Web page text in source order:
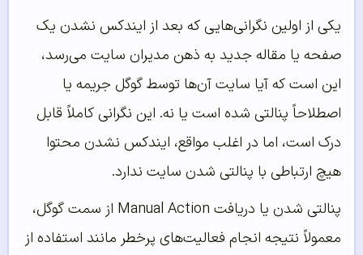
یکی از اولین نگرانی‌هایی که بعد از ایندکس نشدن یک
صفحه یا مقاله جدید به ذهن مدیران سایت می‌رسد،
این است که آیا سایت آن‌ها توسط گوگل جریمه یا
اصطلاحاً پنالتی شده است یا نه. این نگرانی کاملاً قابل
درک است، اما در اغلب مواقع، ایندکس نشدن محتوا
هیچ ارتباطی با پنالتی شدن سایت ندارد.
پنالتی شدن یا دریافت Manual Action از سمت گوگل،
معمولاً نتیجه انجام فعالیت‌های پرخطر مانند استفاده از